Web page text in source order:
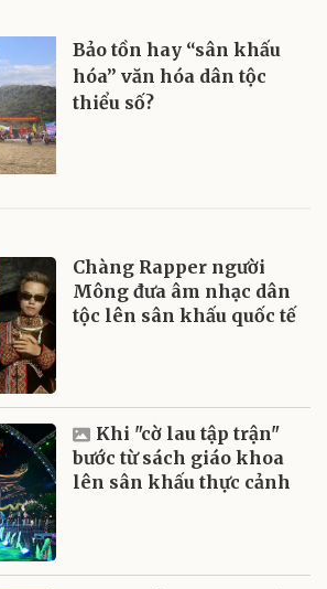
Bảo tồn hay “sân khấu
hóa” văn hóa dân tộc
thiểu số?
Chàng Rapper người
Mông đưa âm nhạc dân
tộc lên sân khấu quốc tế
Khi "cờ lau tập trận"
bước từ sách giáo khoa
lên sân khấu thực cảnh